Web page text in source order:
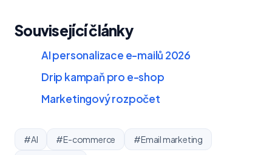
Související články
AI personalizace e-mailů 2026
Drip kampaň pro e-shop
Marketingový rozpočet
#AI #E-commerce
#Email marketing